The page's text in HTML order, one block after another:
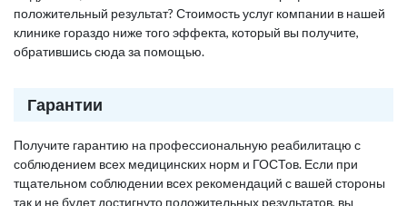
положительный результат? Стоимость услуг компании в нашей
клинике гораздо ниже того эффекта, который вы получите,
обратившись сюда за помощью.
Гарантии
Получите гарантию на профессиональную реабилитацю с
соблюдением всех медицинских норм и ГОСТов. Если при
тщательном соблюдении всех рекомендаций с вашей стороны
так и не будет достигнуто положительных результатов, вы